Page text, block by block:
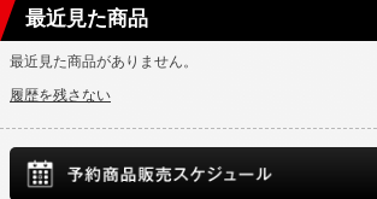
最近見た商品
最近見た商品がありません。
履歴を残さない